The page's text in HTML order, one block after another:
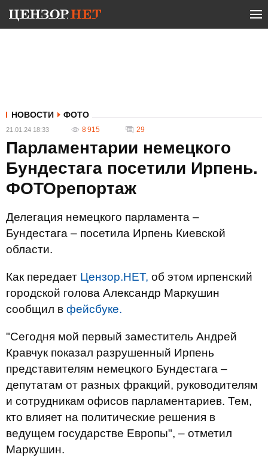
НОВОСТИ ФОТО
21.01.24 18:33 8 915 29
Парламентарии немецкого
Бундестага посетили Ирпень.
ФОТОрепортаж
Делегация немецкого парламента –
Бундестага – посетила Ирпень Киевской
области.
Как передает Цензор.НЕТ, об этом ирпенский
городской голова Александр Маркушин
сообщил в фейсбуке.
"Сегодня мой первый заместитель Андрей
Кравчук показал разрушенный Ирпень
представителям немецкого Бундестага –
депутатам от разных фракций, руководителям
и сотрудникам офисов парламентариев. Тем,
кто влияет на политические решения в
ведущем государстве Европы", – отметил
Маркушин.